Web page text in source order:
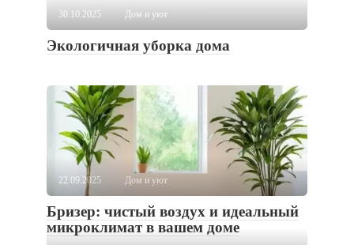
30.10.2025 Дом и уют
Экологичная уборка дома
22.09.2025 Дом и уют
Бризер: чистый воздух и идеальный
микроклимат в вашем доме